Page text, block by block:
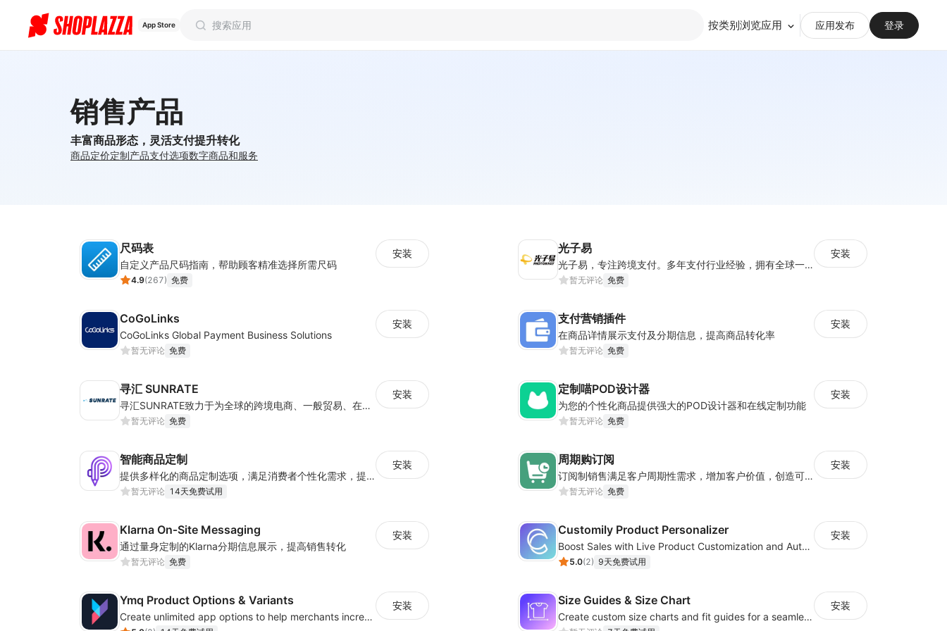
App Store 按类别浏览应用 应用发布 登录
销售产品
丰富商品形态，灵活支付提升转化
商品定价定制产品支付选项数字商品和服务
尺码表
自定义产品尺码指南，帮助顾客精准选择所需尺码
4.9(267) 免费
安装 光子易
光子易，专注跨境支付。多年支付行业经验，拥有全球一体化合规及风险管理体系，为中国跨境电商卖家提供安全合规、高效便捷、低成本全球收款及金融服务。
暂无评论 免费
安装
CoGoLinks
CoGoLinks Global Payment Business Solutions
暂无评论 免费
安装 支付营销插件
在商品详情展示支付及分期信息，提高商品转化率
暂无评论 免费
安装
寻汇 SUNRATE
寻汇SUNRATE致力于为全球的跨境电商、一般贸易、在线航旅、留学教育等企业客户提供一站式跨境支付产品与服务.
暂无评论 免费
安装 定制喵POD设计器
为您的个性化商品提供强大的POD设计器和在线定制功能
暂无评论 免费
安装
智能商品定制
提供多样化的商品定制选项，满足消费者个性化需求，提升专属感并促进销售
暂无评论 14天免费试用
安装 周期购订阅
订阅制销售满足客户周期性需求，增加客户价值，创造可预测收入
暂无评论 免费
安装
Klarna On‑Site Messaging
通过量身定制的Klarna分期信息展示，提高销售转化
暂无评论 免费
安装 Customily Product Personalizer
Boost Sales with Live Product Customization and Automatic Fulfillment
5.0(2) 9天免费试用
安装
Ymq Product Options & Variants
Create unlimited app options to help merchants increase sales.
安装 Size Guides & Size Chart
Create custom size charts and fit guides for a seamless shopping experience
安装